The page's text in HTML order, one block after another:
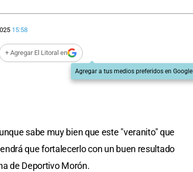
15:58
+ Agregar El Litoral en
Agregar a tus medios preferidos en Google
sabe muy bien que este "veranito" que
que fortalecerlo con un buen resultado
de Deportivo Morón.